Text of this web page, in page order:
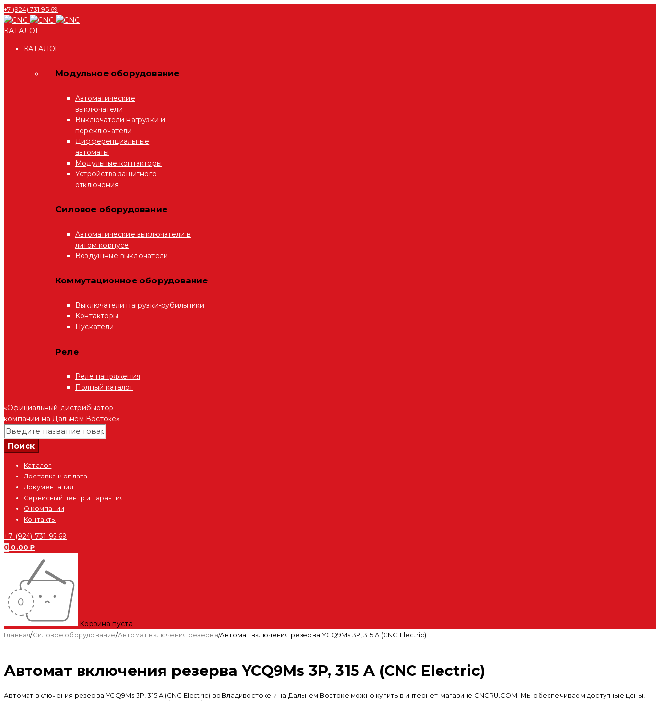
+7 (924) 731 95 69
КАТАЛОГ
КАТАЛОГ
Модульное оборудование
Автоматические
выключатели
Выключатели нагрузки и
переключатели
Дифференциальные
автоматы
Модульные контакторы
Устройства защитного
отключения
Силовое оборудование
Автоматические выключатели в
литом корпусе
Воздушные выключатели
Коммутационное оборудование
Выключатели нагрузки-рубильники
Контакторы
Пускатели
Реле
Реле напряжения
Полный каталог
«Официальный дистрибьютор
компании на Дальнем Востоке»
Каталог
Доставка и оплата
Документация
Сервисный центр и Гарантия
О компании
Контакты
+7 (924) 731 95 69
0 0.00₽
Корзина пуста
Главная/Силовое оборудование/Автомат включения резерва/Автомат включения резерва YCQ9Ms 3P, 315 A (CNC Electric)
Автомат включения резерва YCQ9Ms 3P, 315 A (CNC Electric)
Автомат включения резерва YCQ9Ms 3P, 315 A (CNC Electric) во Владивостоке и на Дальнем Востоке можно купить в интернет-магазине CNCRU.COM. Мы обеспечиваем доступные цены,